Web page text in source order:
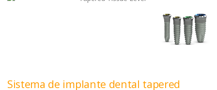
Sistema de implante dental tapered